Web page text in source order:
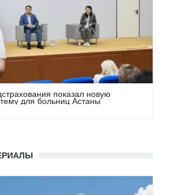
показал новую
для больниц Астаны